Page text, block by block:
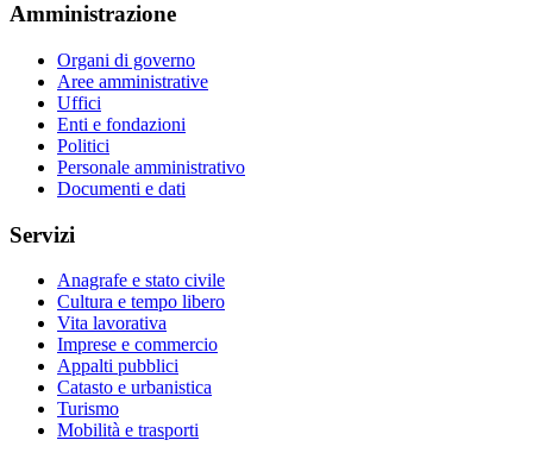
Amministrazione
Organi di governo
Aree amministrative
Uffici
Enti e fondazioni
Politici
Personale amministrativo
Documenti e dati
Servizi
Anagrafe e stato civile
Cultura e tempo libero
Vita lavorativa
Imprese e commercio
Appalti pubblici
Catasto e urbanistica
Turismo
Mobilità e trasporti